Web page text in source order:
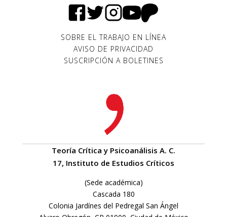
SOBRE EL TRABAJO EN LÍNEA
AVISO DE PRIVACIDAD
SUSCRIPCIÓN A BOLETINES
Teoría Crítica y Psicoanálisis A. C.
17, Instituto de Estudios Críticos
(Sede académica)
Cascada 180
Colonia Jardínes del Pedregal San Ángel